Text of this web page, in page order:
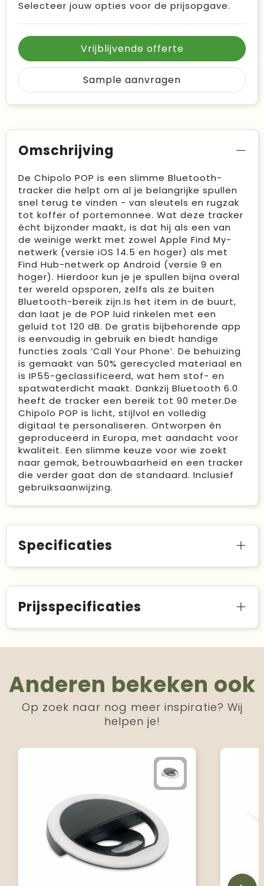
Selecteer jouw opties voor de prijsopgave.
Vrijblijvende offerte
Sample aanvragen
Omschrijving
De Chipolo POP is een slimme Bluetooth-
tracker die helpt om al je belangrijke spullen
snel terug te vinden - van sleutels en rugzak
tot koffer of portemonnee. Wat deze tracker
écht bijzonder maakt, is dat hij als een van
de weinige werkt met zowel Apple Find My-
netwerk (versie iOS 14.5 en hoger) als met
Find Hub-netwerk op Android (versie 9 en
hoger). Hierdoor kun je je spullen bijna overal
ter wereld opsporen, zelfs als ze buiten
Bluetooth-bereik zijn.Is het item in de buurt,
dan laat je de POP luid rinkelen met een
geluid tot 120 dB. De gratis bijbehorende app
is eenvoudig in gebruik en biedt handige
functies zoals ‘Call Your Phone’. De behuizing
is gemaakt van 50% gerecycled materiaal en
is IP55-geclassificeerd, wat hem stof- en
spatwaterdicht maakt. Dankzij Bluetooth 6.0
heeft de tracker een bereik tot 90 meter.De
Chipolo POP is licht, stijlvol en volledig
digitaal te personaliseren. Ontworpen én
geproduceerd in Europa, met aandacht voor
kwaliteit. Een slimme keuze voor wie zoekt
naar gemak, betrouwbaarheid en een tracker
die verder gaat dan de standaard. Inclusief
gebruiksaanwijzing.
Specificaties
Prijsspecificaties
Anderen bekeken ook
Op zoek naar nog meer inspiratie? Wij
helpen je!